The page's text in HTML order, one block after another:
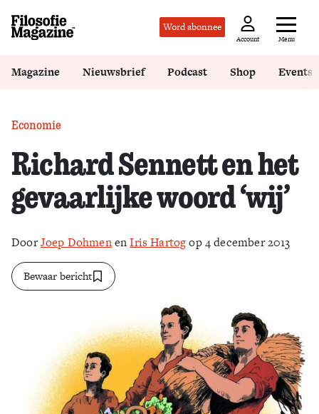
Word abonnee
Account Menu
Zoek
Magazine Nieuwsbrief Podcast Shop Events
Economie
Richard Sennett en het
gevaarlijke woord ‘wij’
DoorJoep DohmenenIris Hartogop 4 december 2013
Bewaar bericht